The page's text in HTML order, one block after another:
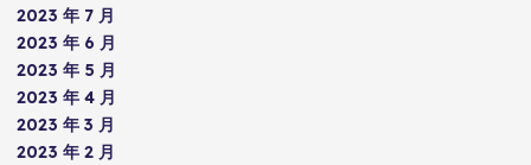
2023 年 7 月
2023 年 6 月
2023 年 5 月
2023 年 4 月
2023 年 3 月
2023 年 2 月